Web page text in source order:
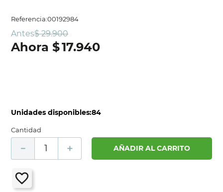
Referencia:00192984
Antes$ 29.900
$17.940
Unidades disponibles:84
Cantidad
＋
－ AÑADIR AL CARRITO